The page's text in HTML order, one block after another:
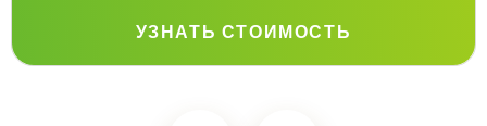
УЗНАТЬ СТОИМОСТЬ